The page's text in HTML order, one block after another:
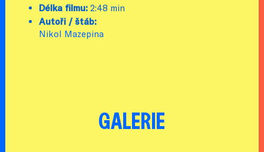
Délka filmu: 2:48 min
Autoři / štáb:
Nikol Mazepina
GALERIE